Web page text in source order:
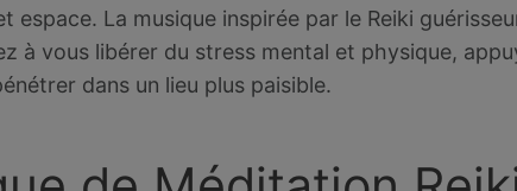
espace. La musique inspirée par le Reiki
à vous libérer du stress mental et physique,
dans un lieu plus paisible.